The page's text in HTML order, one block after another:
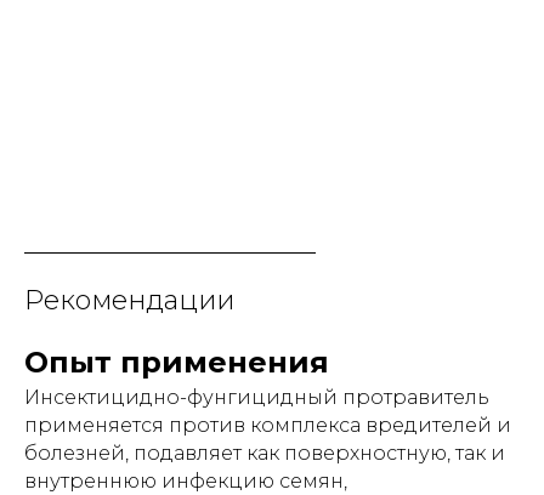
Рекомендации
Опыт применения
Инсектицидно-фунгицидный протравитель
применяется против комплекса вредителей и
болезней, подавляет как поверхностную, так и
внутреннюю инфекцию семян,